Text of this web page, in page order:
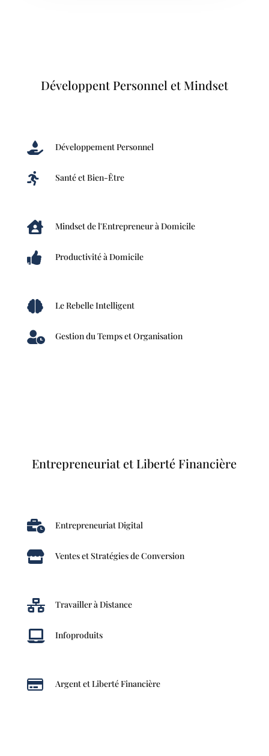
Développent Personnel et Mindset
 Développement Personnel
 Santé et Bien-Être
 Mindset de l'Entrepreneur à Domicile
 Productivité à Domicile
 Le Rebelle Intelligent
 Gestion du Temps et Organisation
Entrepreneuriat et Liberté Financière
 Entrepreneuriat Digital
 Ventes et Stratégies de Conversion
 Travailler à Distance
 Infoproduits
 Argent et Liberté Financière